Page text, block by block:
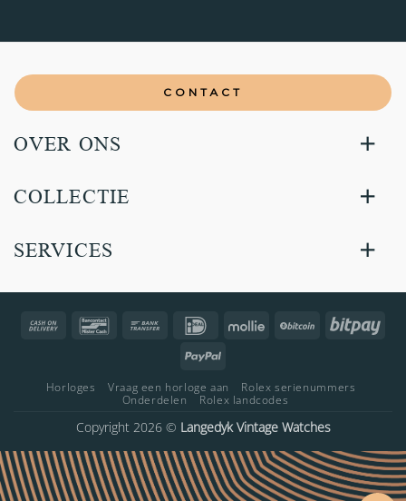
CONTACT
OVER ONS
COLLECTIE
SERVICES
Cash
Bancontact Bank
IDeal Mollie BitCoin
PayPal
Horloges Vraag een horloge aan
Rolex serienummers
Onderdelen
Rolex landcodes
Copyright 2026 © Langedyk Vintage Watches